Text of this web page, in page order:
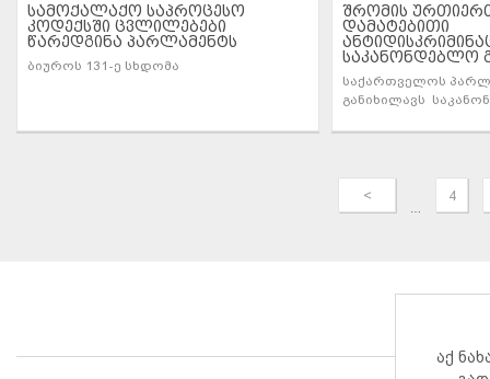
ᲡᲐᲛᲝᲥᲐᲚᲐᲥᲝ ᲡᲐᲞᲠᲝᲪᲔᲡᲝ
ᲙᲝᲓᲔᲥᲡᲨᲘ ᲪᲕᲚᲘᲚᲔᲑᲔᲑᲘ
ᲬᲐᲠᲔᲓᲒᲘᲜᲐ ᲞᲐᲠᲚᲐᲛᲔᲜᲢᲡ
ბიუროს 131-ე სხდომა
ᲨᲠᲝᲛᲘᲡ
ᲓᲐᲛᲐᲢᲔᲑᲘᲗᲘ
ᲡᲐᲙᲐᲜᲝᲜᲓᲔᲑᲚᲝ
საქართველოს
განიხილავს
„საქართველოს
< 4
აქ